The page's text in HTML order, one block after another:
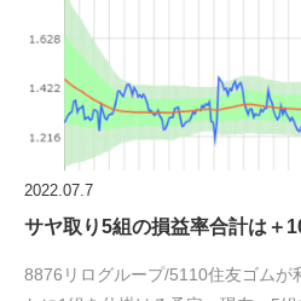
2022.07.7
サヤ取り5組の損益率合計は＋
8876リログループ/5110住友ゴムが